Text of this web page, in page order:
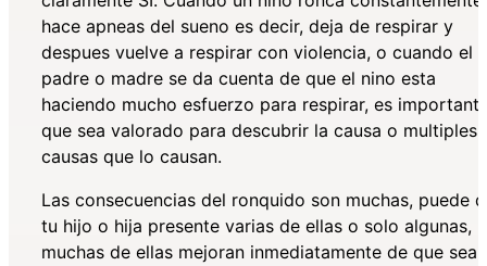
hace apneas del sueno es decir, deja de respirar y
despues vuelve a respirar con violencia, o cuando el
padre o madre se da cuenta de que el nino esta
haciendo mucho esfuerzo para respirar, es
que sea valorado para descubrir la causa o multiples
causas que lo causan.
Las consecuencias del ronquido son muchas, puede
tu hijo o hija presente varias de ellas o solo algunas,
muchas de ellas mejoran inmediatamente de que sea